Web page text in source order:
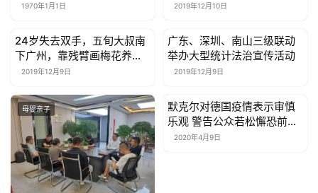
1970年1月1日 2019年12月10日
母婴亲子
24岁失去双手，五旬大叔南
下广州，靠残臂画梅花养大3
个娃
2019年12月9日
母婴亲子
广东、深圳、南山三级联动
举办大型统计法治宣传活动
2019年12月9日
母婴亲子 母婴亲子
默克尔对德国疫情表示审慎
乐观 警告公众若松懈恐前功
尽弃
2020年4月9日